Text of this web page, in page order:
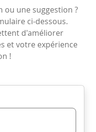
ou une suggestion ?
ci-dessous.
d'améliorer
et votre expérience
!